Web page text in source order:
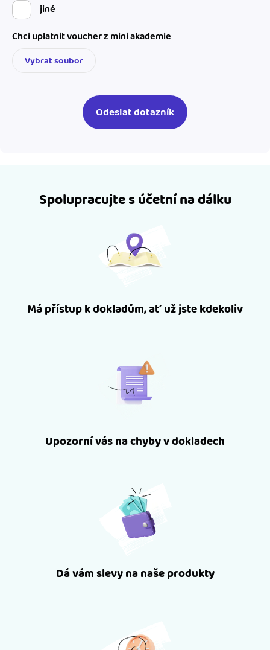
jiné
Chci uplatnit voucher z mini akademie
Vybrat soubor
Spolupracujte s účetní na dálku
Má přístup k dokladům, ať už jste kdekoliv
Upozorní vás na chyby v dokladech
Dá vám slevy na naše produkty